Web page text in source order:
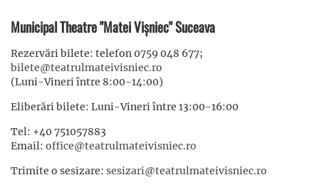
Municipal Theatre "Matei Vișniec" Suceava
Rezervări bilete: telefon 0759 048 677;
bilete@teatrulmateivisniec.ro
(Luni-Vineri între 8:00-14:00)
Eliberări bilete: Luni-Vineri între 13:00-16:00
Tel: +40 751057883
Email: office@teatrulmateivisniec.ro
Trimite o sesizare: sesizari@teatrulmateivisniec.ro